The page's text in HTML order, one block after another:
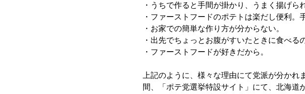
・うちで作ると手間が掛かり、うまく揚げら
・ファーストフードのポテトは楽だし便利。
・お家での簡単な作り方が分からない。
・出先でちょっとお腹がすいたときに食べる
・ファーストフードが好きだから。
上記のように、様々な理由にて党派が分か
間、「ポテ党選挙特設サイト」にて、北海道